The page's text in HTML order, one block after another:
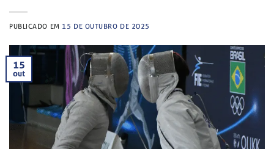
PUBLICADO EM 15 DE OUTUBRO DE 2025
15
out